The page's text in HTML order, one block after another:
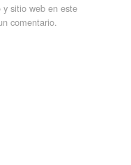
y sitio web en este
comentario.